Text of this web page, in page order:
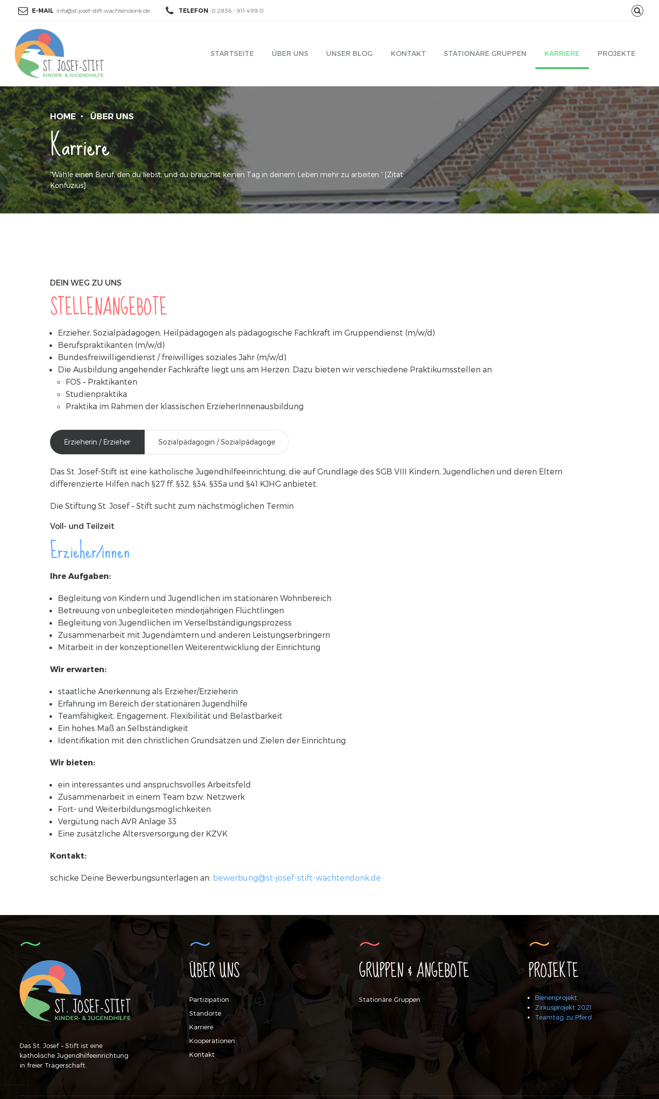
E-MAIL info@st-josef-stift-wachtendonk.de TELEFON 0 2836 - 911 499 0
STARTSEITE ÜBER UNS UNSER BLOG KONTAKT STATIONÄRE GRUPPEN KARRIERE PROJEKTE
HOME ÜBER UNS
Karriere
“Wähle einen Beruf, den du liebst, und du brauchst keinen Tag in deinem Leben mehr zu arbeiten.” [Zitat:
Konfuzius]
DEIN WEG ZU UNS
STELLENANGEBOTE
Erzieher, Sozialpädagogen, Heilpädagogen als pädagogische Fachkraft im Gruppendienst (m/w/d)
Berufspraktikanten (m/w/d)
Bundesfreiwilligendienst / freiwilliges soziales Jahr (m/w/d)
Die Ausbildung angehender Fachkräfte liegt uns am Herzen. Dazu bieten wir verschiedene Praktikumsstellen an:
FOS – Praktikanten
Studienpraktika
Praktika im Rahmen der klassischen ErzieherInnenausbildung
Erzieherin / Erzieher Sozialpädagogin / Sozialpädagoge
Das St. Josef-Stift ist eine katholische Jugendhilfeeinrichtung, die auf Grundlage des SGB VIII Kindern, Jugendlichen und deren Eltern
differenzierte Hilfen nach §27 ff, §32, §34, §35a und §41 KJHG anbietet.
Die Stiftung St. Josef – Stift sucht zum nächstmöglichen Termin
Voll- und Teilzeit
Erzieher/innen
Ihre Aufgaben:
Begleitung von Kindern und Jugendlichen im stationären Wohnbereich
Betreuung von unbegleiteten minderjährigen Flüchtlingen
Begleitung von Jugendlichen im Verselbständigungsprozess
Zusammenarbeit mit Jugendämtern und anderen Leistungserbringern
Mitarbeit in der konzeptionellen Weiterentwicklung der Einrichtung
Wir erwarten:
staatliche Anerkennung als Erzieher/Erzieherin
Erfahrung im Bereich der stationären Jugendhilfe
Teamfähigkeit, Engagement, Flexibilität und Belastbarkeit
Ein hohes Maß an Selbständigkeit
Identifikation mit den christlichen Grundsätzen und Zielen der Einrichtung
Wir bieten:
ein interessantes und anspruchsvolles Arbeitsfeld
Zusammenarbeit in einem Team bzw. Netzwerk
Fort- und Weiterbildungsmöglichkeiten
Vergütung nach AVR Anlage 33
Eine zusätzliche Altersversorgung der KZVK
Kontakt:
schicke Deine Bewerbungsunterlagen an: bewerbung@st-josef-stift-wachtendonk.de
Das St. Josef – Stift ist eine
katholische Jugendhilfeeinrichtung
in freier Trägerschaft.
ÜBER UNS
Partizipation
Standorte
Karriere
Kooperationen
Kontakt
GRUPPEN & ANGEBOTE
Stationäre Gruppen
PROJEKTE
Bienenprojekt
Zirkusprojekt 2021
Teamtag zu Pferd